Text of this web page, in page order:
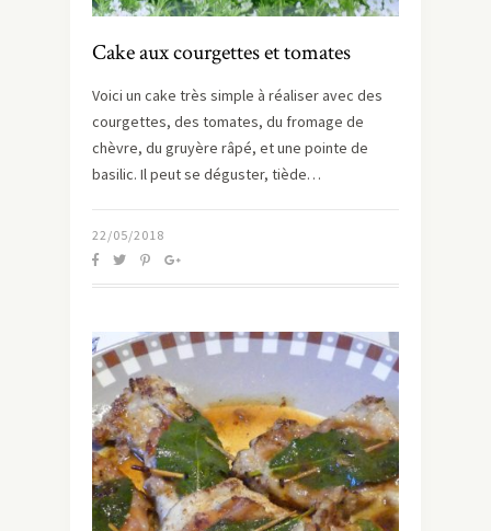
Cake aux courgettes et tomates
Voici un cake très simple à réaliser avec des
courgettes, des tomates, du fromage de
chèvre, du gruyère râpé, et une pointe de
basilic. Il peut se déguster, tiède…
22/05/2018